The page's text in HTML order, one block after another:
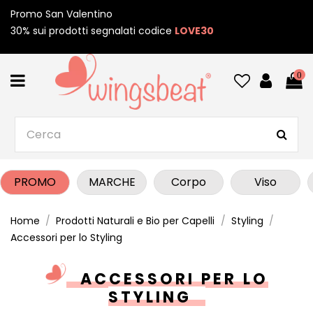
Promo San Valentino
30% sui prodotti segnalati codice LOVE30
0
PROMO MARCHE Corpo Viso
Home Prodotti Naturali e Bio per Capelli
Styling
Accessori per lo Styling
ACCESSORI PER LO
STYLING